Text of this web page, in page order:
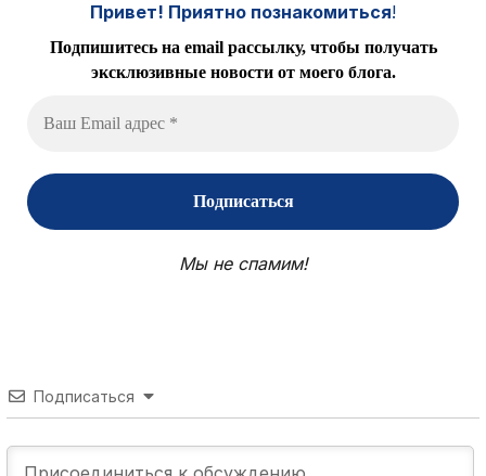
Привет! Приятно познакомиться!
Подпишитесь на email рассылку, чтобы получать
эксклюзивные новости от моего блога.
Мы не спамим!
Подписаться